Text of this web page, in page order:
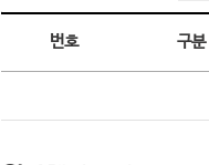
번호 구분